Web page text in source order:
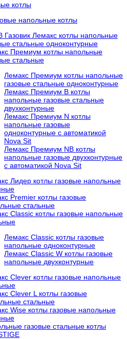
котлы
напольные котлы
Газовик Лемакс котлы напольные
стальные одноконтурные
Премиум котлы напольные
стальные
Лемакс Премиум котлы напольные
газовые стальные одноконтурные
Лемакс Премиум B котлы
напольные газовые стальные
двухконтурные
Лемакс Премиум N котлы
напольные газовые
одноконтурные c автоматикой
Nova Sit
Лемакс Премиум NB котлы
напольные газовые двухконтурные
c автоматикой Nova Sit
Лидер котлы газовые напольные
Premier котлы газовые
стальные
Classic котлы газовые напольные
Лемакс Classic котлы газовые
напольные одноконтурные
Лемакс Classic W котлы газовые
напольные двухконтурные
Clever котлы газовые напольные
Clever L котлы газовые
стальные
Wise котлы газовые напольные
газовые стальные котлы